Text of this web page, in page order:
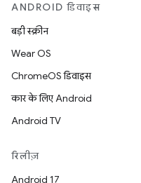
ANDROID डिवाइस
बड़ी स्क्रीन
Wear OS
ChromeOS डिवाइस
कार के लिए Android
Android TV
रिलीज़
Android 17